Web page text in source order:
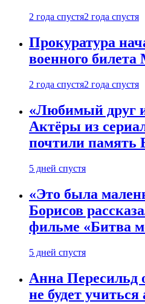
2 года спустя2 года спустя
Прокуратура
военного
2 года спустя2 года спустя
«Любимый друг
Актёры из
почтили память
5 дней спустя
«Это была
Борисов
фильме «Битва
5 дней спустя
Анна Пересильд
не будет